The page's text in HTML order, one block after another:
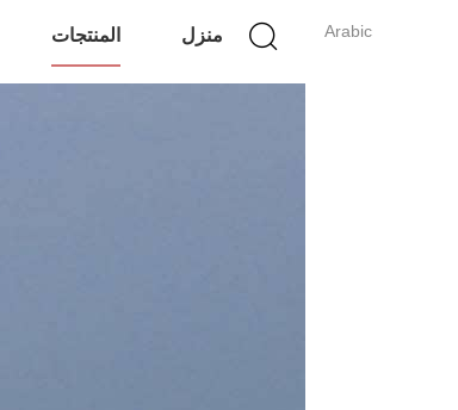
Arabic منزل المنتجات